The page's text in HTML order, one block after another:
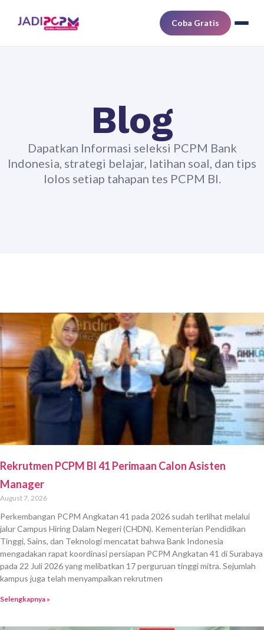
Coba Gratis
Blog
Dapatkan Informasi seleksi PCPM Bank
Indonesia, strategi belajar, latihan soal, dan tips
lolos setiap tahapan tes PCPM BI.
Rekrutmen PCPM BI 41 Perimaan Calon Asisten
Manager
August 7, 2026
Perkembangan PCPM Angkatan 41 pada 2026 sudah terlihat melalui
jalur Campus Hiring Dalam Negeri (CHDN). Kementerian Pendidikan
Tinggi, Sains, dan Teknologi mencatat bahwa Bank Indonesia
mengadakan rapat koordinasi persiapan PCPM Angkatan 41 di Surabaya
pada 22 Juli 2026 yang melibatkan 17 perguruan tinggi mitra. Sejumlah
kampus juga telah menyampaikan rekrutmen
Selengkapnya »